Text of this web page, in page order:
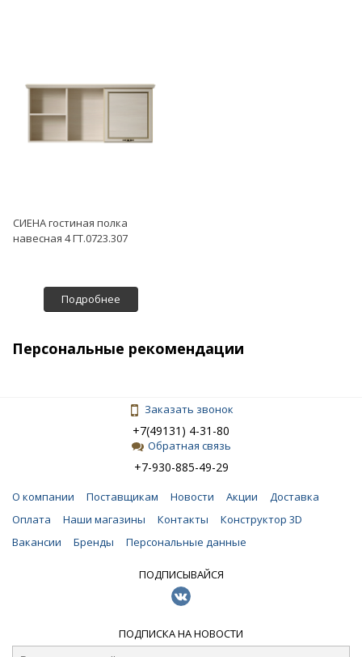
СИЕНА гостиная полка
навесная 4 ГТ.0723.307
Подробнее
Персональные рекомендации
Заказать звонок
+7(49131) 4-31-80
Обратная связь
+7-930-885-49-29
О компании Поставщикам Новости Акции
Доставка
Оплата
Наши магазины Контакты
Конструктор 3D
Вакансии
Бренды Персональные данные
ПОДПИСЫВАЙСЯ
ПОДПИСКА НА НОВОСТИ